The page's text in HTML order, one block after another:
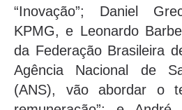
“Inovação”; Daniel
KPMG, e Leonardo
da Federação Brasileira
Agência Nacional de
(ANS), vão abordar o